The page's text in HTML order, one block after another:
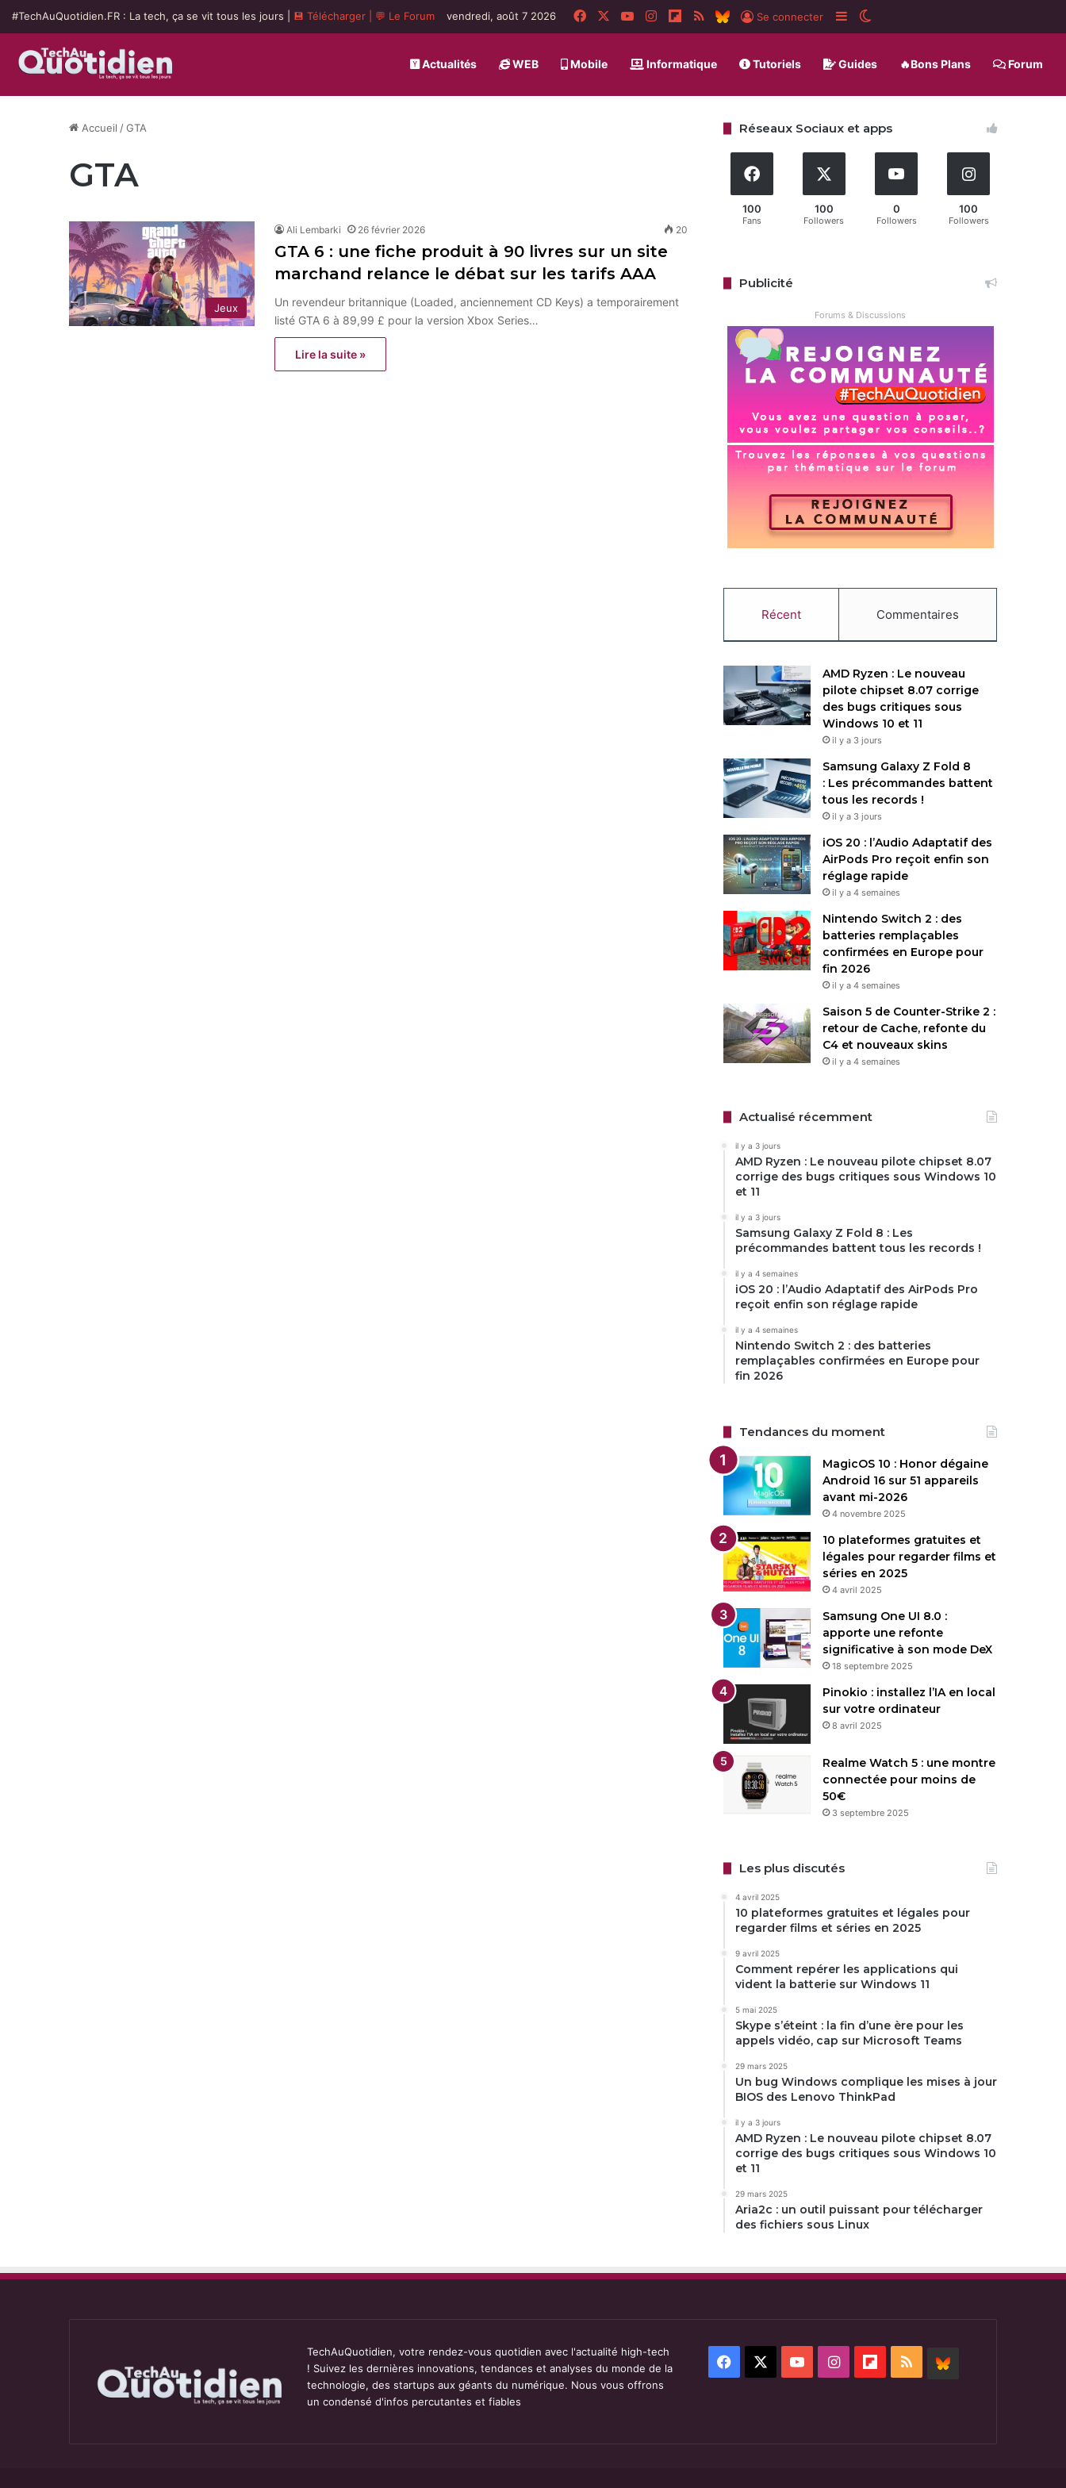
#TechAuQuotidien.FR : La tech, ça se vit tous les jours | 💾 Télécharger 💬 Le Forum vendredi, août 7 2026 FacebookYouTubeInstagramFlipboard
RSS BlueSky
Se connecter Sidebar (barre latérale)
Actualités WEB Mobile Informatique Tutoriels Guides 🔥Bons Plans Forum
Accueil /GTA
GTA
Jeux
Ali Lembarki 26 février 2026 20
GTA 6 : une fiche produit à 90 livres sur un site
marchand relance le débat sur les tarifs AAA
Un revendeur britannique (Loaded, anciennement CD Keys) a temporairement
listé GTA 6 à 89,99 £ pour la version Xbox Series…
Lire la suite »
Réseaux Sociaux et apps
100
Fans
100
Followers
0
Followers
100
Followers
Publicité
Forums & Discussions
Récent Commentaires
AMD Ryzen : Le nouveau
pilote chipset 8.07 corrige
des bugs critiques sous
Windows 10 et 11
il y a 3 jours
Samsung Galaxy Z Fold 8
: Les précommandes battent
tous les records !
il y a 3 jours
iOS 20 : l’Audio Adaptatif des
AirPods Pro reçoit enfin son
réglage rapide
il y a 4 semaines
Nintendo Switch 2 : des
batteries remplaçables
confirmées en Europe pour
fin 2026
il y a 4 semaines
Saison 5 de Counter-Strike 2 :
retour de Cache, refonte du
C4 et nouveaux skins
il y a 4 semaines
Actualisé récemment
il y a 3 jours
AMD Ryzen : Le nouveau pilote chipset 8.07
corrige des bugs critiques sous Windows 10
et 11
il y a 3 jours
Samsung Galaxy Z Fold 8 : Les
précommandes battent tous les records !
il y a 4 semaines
iOS 20 : l’Audio Adaptatif des AirPods Pro
reçoit enfin son réglage rapide
il y a 4 semaines
Nintendo Switch 2 : des batteries
remplaçables confirmées en Europe pour
fin 2026
Tendances du moment
MagicOS 10 : Honor dégaine
Android 16 sur 51 appareils
avant mi-2026
4 novembre 2025
10 plateformes gratuites et
légales pour regarder films et
séries en 2025
4 avril 2025
Samsung One UI 8.0 :
apporte une refonte
significative à son mode DeX
18 septembre 2025
Pinokio : installez l’IA en local
sur votre ordinateur
8 avril 2025
Realme Watch 5 : une montre
connectée pour moins de
50€
3 septembre 2025
Les plus discutés
4 avril 2025
10 plateformes gratuites et légales pour
regarder films et séries en 2025
9 avril 2025
Comment repérer les applications qui
vident la batterie sur Windows 11
5 mai 2025
Skype s’éteint : la fin d’une ère pour les
appels vidéo, cap sur Microsoft Teams
29 mars 2025
Un bug Windows complique les mises à jour
BIOS des Lenovo ThinkPad
il y a 3 jours
AMD Ryzen : Le nouveau pilote chipset 8.07
corrige des bugs critiques sous Windows 10
et 11
29 mars 2025
Aria2c : un outil puissant pour télécharger
des fichiers sous Linux
TechAuQuotidien, votre rendez-vous quotidien avec l'actualité high-tech
! Suivez les dernières innovations, tendances et analyses du monde de la
technologie, des startups aux géants du numérique. Nous vous offrons
un condensé d'infos percutantes et fiables
Facebook YouTubeInstagramFlipboard
RSS